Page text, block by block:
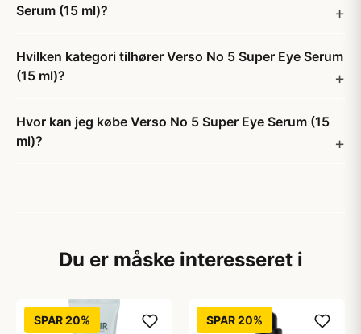
Serum (15 ml)?
Hvilken kategori tilhører Verso No 5 Super Eye Serum
(15 ml)?
Hvor kan jeg købe Verso No 5 Super Eye Serum (15
ml)?
Du er måske interesseret i
SPAR 20% SPAR 20%